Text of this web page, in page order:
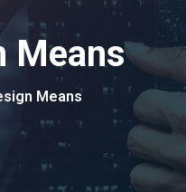
Means
Means